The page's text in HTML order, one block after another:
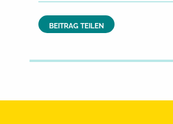
BEITRAG TEILEN